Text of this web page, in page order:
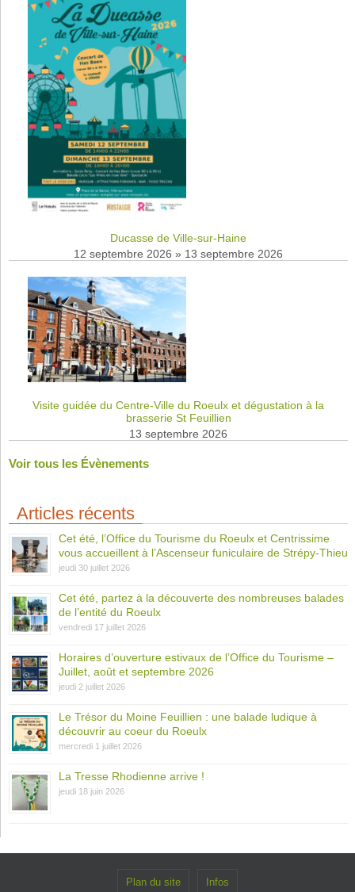
Ducasse de Ville-sur-Haine
12 septembre 2026 » 13 septembre 2026
Visite guidée du Centre-Ville du Roeulx et dégustation à la
brasserie St Feuillien
13 septembre 2026
Voir tous les Évènements
Articles récents
Cet été, l’Office du Tourisme du Roeulx et Centrissime
vous accueillent à l’Ascenseur funiculaire de Strépy-Thieu
jeudi 30 juillet 2026
Cet été, partez à la découverte des nombreuses balades
de l’entité du Roeulx
vendredi 17 juillet 2026
Horaires d’ouverture estivaux de l’Office du Tourisme –
Juillet, août et septembre 2026
jeudi 2 juillet 2026
Le Trésor du Moine Feuillien : une balade ludique à
découvrir au coeur du Roeulx
mercredi 1 juillet 2026
La Tresse Rhodienne arrive !
jeudi 18 juin 2026
Plan du site Infos